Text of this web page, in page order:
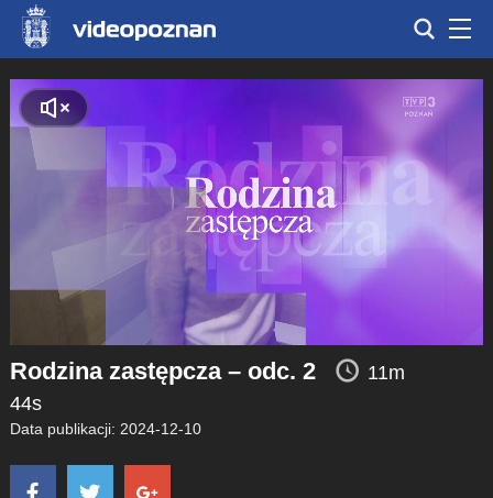
Rodzina zastępcza – odc. 2
11m
44s
Data publikacji: 2024-12-10